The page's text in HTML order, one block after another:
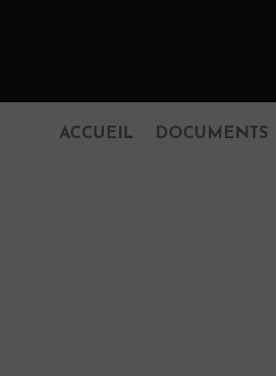
ACCUEIL DOCUMENTS